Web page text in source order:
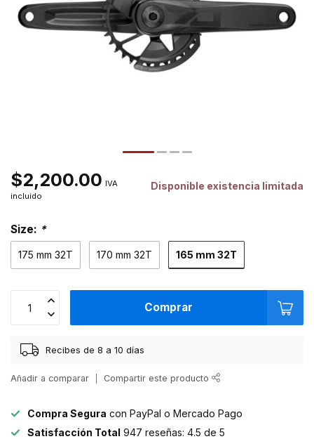
$2,200.00 IVA
incluido
Disponible existencia limitada
Size: *
175 mm 32T 170 mm 32T 165 mm 32T
Comprar
Recibes de 8 a 10 días
Añadir a comparar Compartir este producto
Compra Segura con PayPal o Mercado Pago
Satisfacción Total 947 reseñas: 4.5 de 5